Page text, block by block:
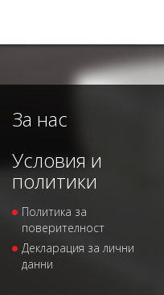
За нас
Условия и
политики
Политика за
поверителност
Декларация за лични
данни